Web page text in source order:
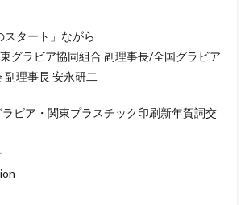
スタート」ながら
グラビア協同組合 副理事長/全国グラビア
副理事長 安永研二
ラビア・関東プラスチック印刷新年賀詞交